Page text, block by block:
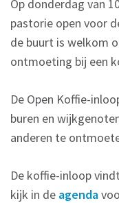
Op donderdag van
pastorie open voor
de buurt is welkom
ontmoeting bij een
De Open Koffie-
buren en
anderen te
De koffie-inloop
kijk in de agenda